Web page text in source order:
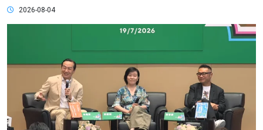
2026-08-04